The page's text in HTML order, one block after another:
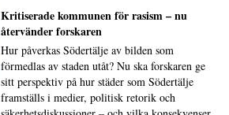
Kritiserade kommunen för rasism – nu
återvänder forskaren
Hur påverkas Södertälje av bilden som
förmedlas av staden utåt? Nu ska forskaren ge
sitt perspektiv på hur städer som Södertälje
framställs i medier, politisk retorik och